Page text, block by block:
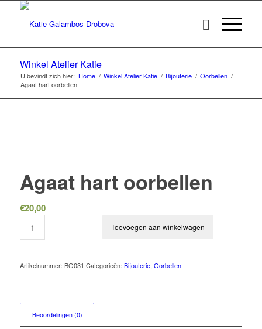
Winkel Atelier Katie
U bevindt zich hier: Home / Winkel Atelier Katie / Bijouterie / Oorbellen /
Agaat hart oorbellen
Agaat hart oorbellen
€20,00
Toevoegen aan winkelwagen
Artikelnummer: BO031 Categorieën: Bijouterie, Oorbellen
Beoordelingen (0)